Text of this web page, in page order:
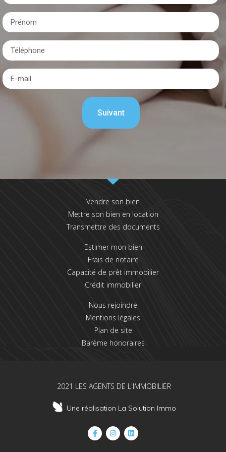
Vendre son bien
Mettre son bien en location
Transmettre des documents
Estimer mon bien
Frais de notaire
Capacité de prêt immobilier
Crédit immobilier
Nous rejoindre
Mentions légales
Plan de site
Barème honoraires
2021 LES AGENTS DE L'IMMOBILIER
Une réalisation La Solution Immo